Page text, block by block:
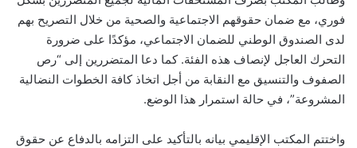
فوري، مع ضمان حقوقهم الاجتماعية والصحية من خلال التصريح بهم
لدى الصندوق الوطني للضمان الاجتماعي، مؤكدًا على ضرورة
التحرك العاجل لإنصاف هذه الفئة. كما دعا المتضررين إلى “رص
الصفوف والتنسيق مع النقابة من أجل اتخاذ كافة الخطوات النضالية
المشروعة”، في حالة استمرار هذا الوضع.
واختتم المكتب الإقليمي بيانه بالتأكيد على التزامه بالدفاع عن حقوق